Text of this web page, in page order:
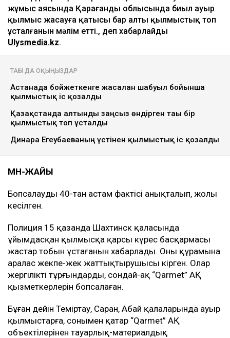
жұмыс аясында Қарағанды облысында биыл ауыр
қылмыс жасауға қатысы бар алты қылмыстық топ
ұсталғанын мәлім етті., деп хабарлайды
Ulysmedia.kz.
ТАҒЫ ДА ОҚЫҢЫЗДАР
Астанада бойжеткенге жасалған шабуыл бойынша
қылмыстық іс қозғалды
Қазақстанда алтынды заңсыз өндірген тағы бір
қылмыстық топ ұсталды
Динара Егеубаеваның үстінен қылмыстық іс қозғалды
МӘН-ЖАЙЫ
Бопсалаудың 40-тан астам фактісі анықталып, жолы
кесілген.
Полиция 15 қазанда Шахтинск қаласында
ұйымдасқан қылмысқа қарсы күрес басқармасы
жастар тобын ұстағанын хабарлады. Оның құрамына
аралас жекпе-жек жаттықтырушысы кірген. Олар
жергілікті тұрғындарды, сондай-ақ “Qarmet” АҚ
қызметкерлерін бопсалаған.
Бұған дейін Теміртау, Саран, Абай қалаларында ауыр
қылмыстарға, сонымен қатар “Qarmet” АҚ
объектілерінен тауарлық-материалдық